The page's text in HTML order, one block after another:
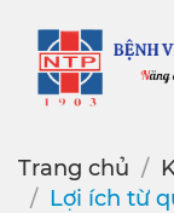
Trang chủ
Lợi ích từ